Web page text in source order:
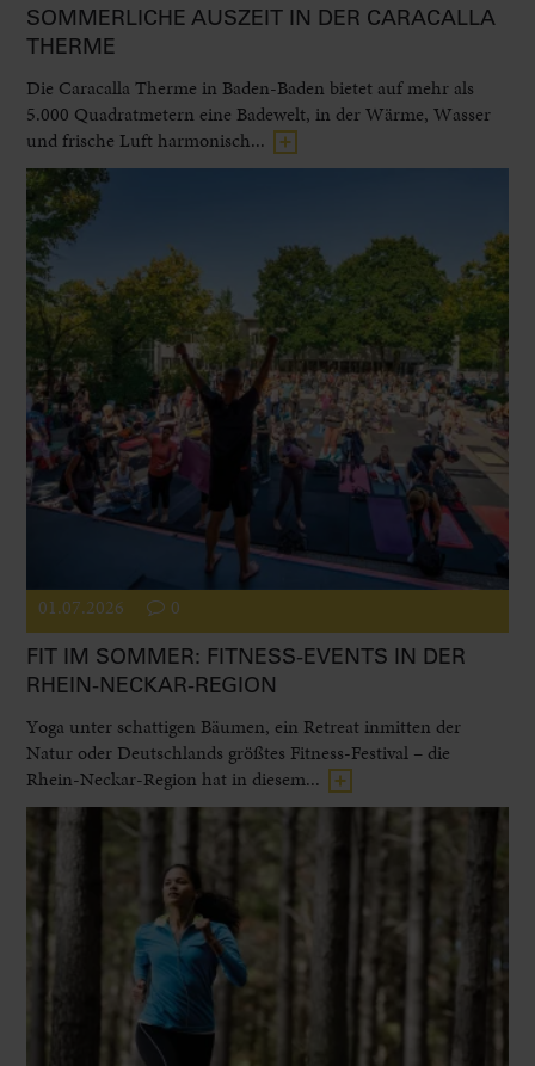
SOMMERLICHE AUSZEIT IN DER CARACALLA
THERME
Die Caracalla Therme in Baden-Baden bietet auf mehr als
5.000 Quadratmetern eine Badewelt, in der Wärme, Wasser
und frische Luft harmonisch...
01.07.2026 0
FIT IM SOMMER: FITNESS-EVENTS IN DER
RHEIN-NECKAR-REGION
Yoga unter schattigen Bäumen, ein Retreat inmitten der
Natur oder Deutschlands größtes Fitness-Festival – die
Rhein-Neckar-Region hat in diesem...